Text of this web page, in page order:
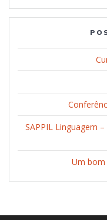
SAPPIL Linguagem
Um bom